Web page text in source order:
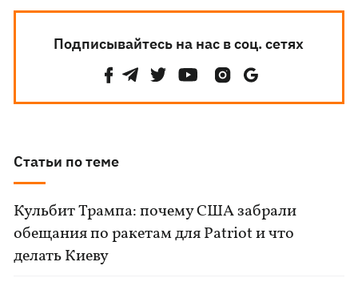
Подписывайтесь на нас в соц. сетях
Статьи по теме
Кульбит Трампа: почему США забрали
обещания по ракетам для Patriot и что
делать Киеву